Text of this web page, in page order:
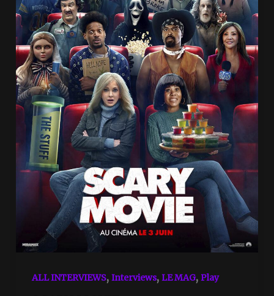
ALL INTERVIEWS, Interviews, LE MAG, Play